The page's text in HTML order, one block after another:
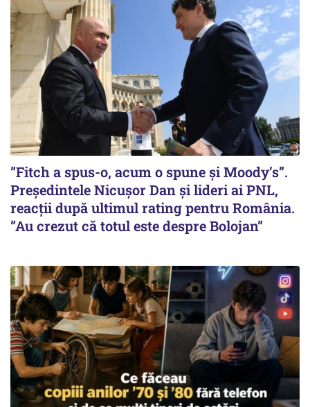
”Fitch a spus-o, acum o spune și Moody’s”.
Președintele Nicușor Dan și lideri ai PNL,
reacții după ultimul rating pentru România.
”Au crezut că totul este despre Bolojan”